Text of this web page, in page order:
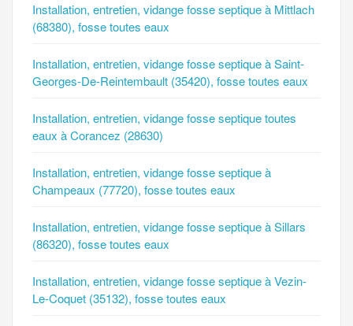
Installation, entretien, vidange fosse septique à Mittlach
(68380), fosse toutes eaux
Installation, entretien, vidange fosse septique à Saint-
Georges-De-Reintembault (35420), fosse toutes eaux
Installation, entretien, vidange fosse septique toutes
eaux à Corancez (28630)
Installation, entretien, vidange fosse septique à
Champeaux (77720), fosse toutes eaux
Installation, entretien, vidange fosse septique à Sillars
(86320), fosse toutes eaux
Installation, entretien, vidange fosse septique à Vezin-
Le-Coquet (35132), fosse toutes eaux